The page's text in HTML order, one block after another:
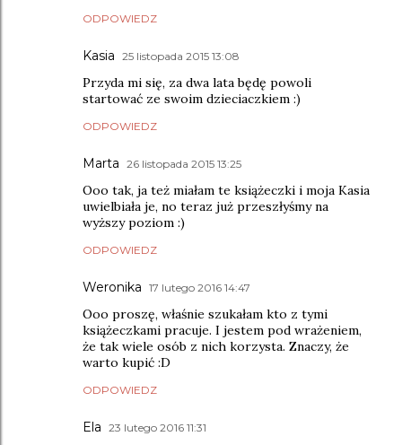
ODPOWIEDZ
Kasia 25 listopada 2015 13:08
Przyda mi się, za dwa lata będę powoli
startować ze swoim dzieciaczkiem :)
ODPOWIEDZ
Marta 26 listopada 2015 13:25
Ooo tak, ja też miałam te książeczki i moja Kasia
uwielbiała je, no teraz już przeszłyśmy na
wyższy poziom :)
ODPOWIEDZ
Weronika 17 lutego 2016 14:47
Ooo proszę, właśnie szukałam kto z tymi
książeczkami pracuje. I jestem pod wrażeniem,
że tak wiele osób z nich korzysta. Znaczy, że
warto kupić :D
ODPOWIEDZ
Ela 23 lutego 2016 11:31